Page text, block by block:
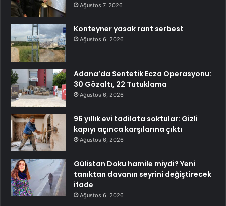
Ağustos 7, 2026
Konteyner yasak rant serbest
Ağustos 6, 2026
Adana’da Sentetik Ecza Operasyonu:
30 Gözaltı, 22 Tutuklama
Ağustos 6, 2026
96 yıllık evi tadilata soktular: Gizli
kapıyı açınca karşılarına çıktı
Ağustos 6, 2026
Gülistan Doku hamile miydi? Yeni
tanıktan davanın seyrini değiştirecek
ifade
Ağustos 6, 2026